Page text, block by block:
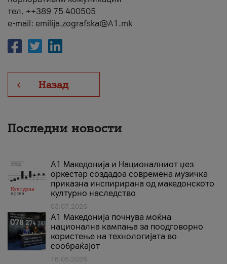
тел. ++389 75 400505
e-mail: emilija.zografska@A1.mk
Назад
Последни новости
А1 Македонија и Националниот џез
оркестар создадоа современа музичка
приказна инспирирана од македонското
културно наследство
03.07.2026
A1 Македонија почнува моќна
национална кампања за поодговорно
користење на технологијата во
сообраќајот
18.05.2026